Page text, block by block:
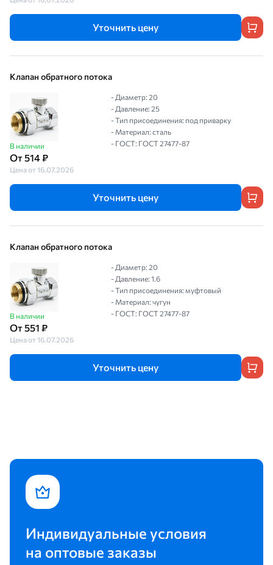
Уточнить цену
Клапан обратного потока
В наличии
От 514 ₽
Цена от 16.07.2026
- Диаметр: 20
- Давление: 25
- Тип присоединения: под приварку
- Материал: сталь
- ГОСТ: ГОСТ 27477-87
Уточнить цену
Клапан обратного потока
В наличии
От 551 ₽
Цена от 16.07.2026
- Диаметр: 20
- Давление: 1.6
- Тип присоединения: муфтовый
- Материал: чугун
- ГОСТ: ГОСТ 27477-87
Уточнить цену
Индивидуальные условия
на оптовые заказы